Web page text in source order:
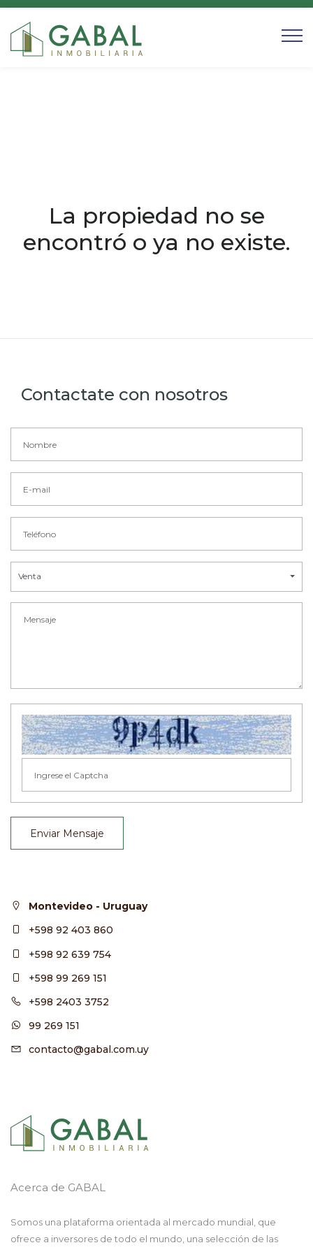
La propiedad no se
encontró o ya no existe.
Contactate con nosotros
Venta
Enviar Mensaje
Montevideo - Uruguay
+598 92 403 860
+598 92 639 754
+598 99 269 151
+598 2403 3752
99 269 151
contacto@gabal.com.uy
Acerca de GABAL
Somos una plataforma orientada al mercado mundial, que
ofrece a inversores de todo el mundo, una selección de las